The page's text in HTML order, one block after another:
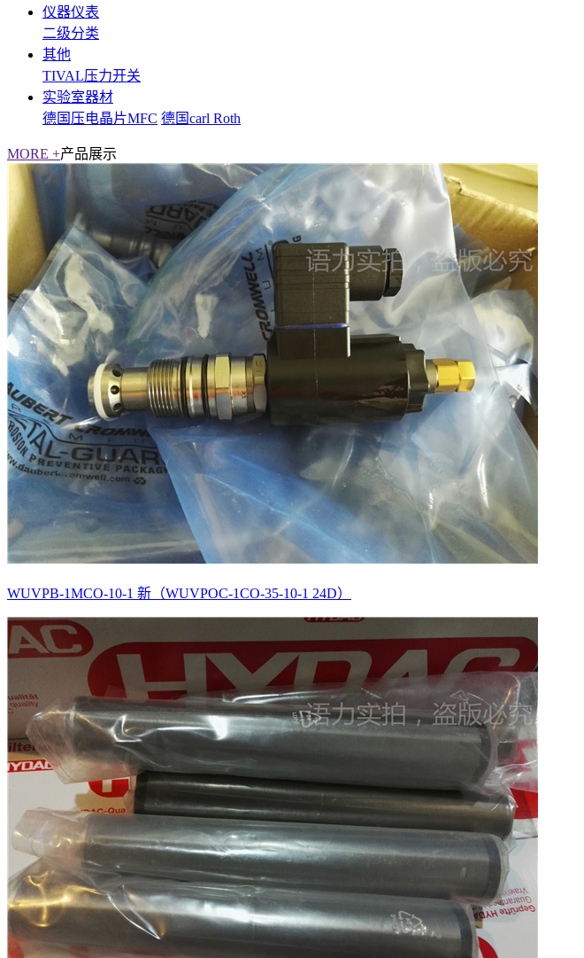
仪器仪表
二级分类
其他
TIVAL压力开关
实验室器材
德国压电晶片MFC 德国carl Roth
MORE +产品展示
WUVPB-1MCO-10-1 新（WUVPOC-1CO-35-10-1 24D）